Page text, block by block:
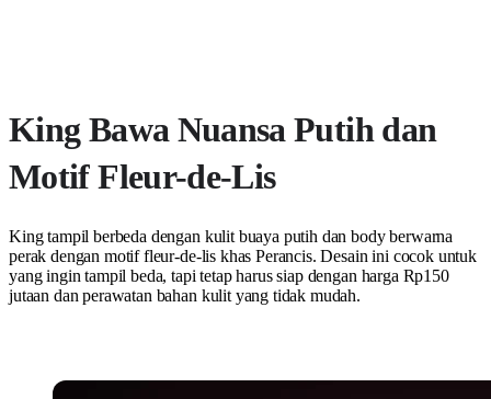
King Bawa Nuansa Putih dan
Motif Fleur-de-Lis
King tampil berbeda dengan kulit buaya putih dan body berwarna
perak dengan motif fleur-de-lis khas Perancis. Desain ini cocok untuk
yang ingin tampil beda, tapi tetap harus siap dengan harga Rp150
jutaan dan perawatan bahan kulit yang tidak mudah.